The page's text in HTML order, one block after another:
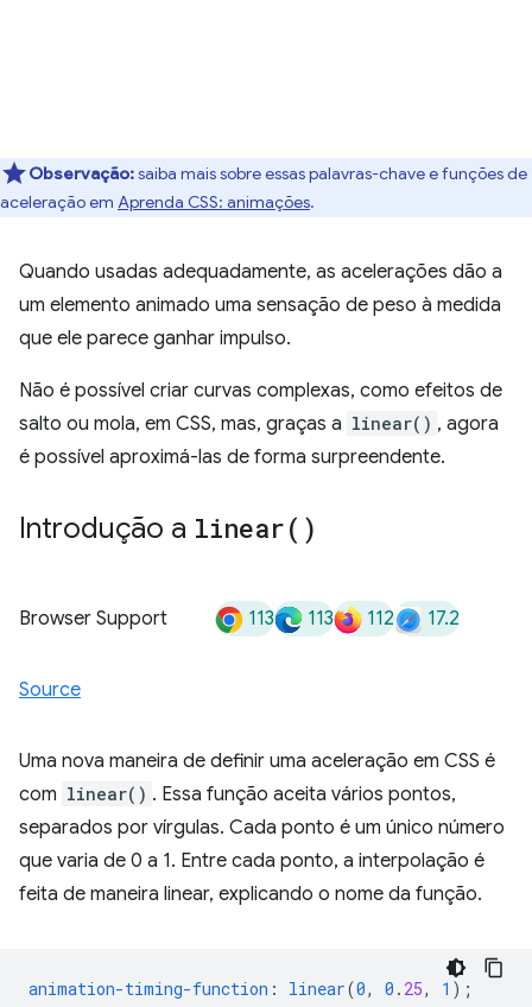
Observação:saiba mais sobre essas palavras-chave e funções de
aceleração em Aprenda CSS: animações.
Quando usadas adequadamente, as acelerações dão a
um elemento animado uma sensação de peso à medida
que ele parece ganhar impulso.
Não é possível criar curvas complexas, como efeitos de
salto ou mola, em CSS, mas, graças a linear() , agora
é possível aproximá-las de forma surpreendente.
Introdução a linear( )
Browser Support 113 113 112 17.2
Source
Uma nova maneira de definir uma aceleração em CSS é
com linear() . Essa função aceita vários pontos,
separados por vírgulas. Cada ponto é um único número
que varia de 0 a 1. Entre cada ponto, a interpolação é
feita de maneira linear, explicando o nome da função.
animation-timing-function : linear(0, 0 . 25, 1 );